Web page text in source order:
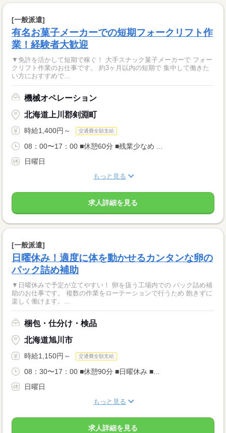
[一般派遣]
有名お菓子メーカーでの短期フォークリフト作
業！経験者大歓迎
▼免許を活かして短期で稼ぐ！ 大手スナック菓子メーカーで フォー
クリフト作業のお仕事です。 約3ヶ月以内の短期で 集中して働きた
い方におすすめで...
機械オペレーション
北海道上川郡剣淵町
時給1,400円～ 交通費全額支給
08：00〜17：00 ■休憩60分 ■残業少なめ ...
日曜日
もっと見る
求人詳細を見る
[一般派遣]
日曜休み！適度に体を動かせるカンタンな卵の
パック詰め補助
▼日曜休みで予定が立てやすい！ 卵を扱う工場内での パック詰め補
助のお仕事です。 複数の作業をローテーションで行うため 飽きずに
楽しく働けます。...
梱包・仕分け・検品
北海道旭川市
時給1,150円～ 交通費全額支給
08：30〜17：00 ■休憩90分 ■日曜休み ■...
日曜日
もっと見る
求人詳細を見る